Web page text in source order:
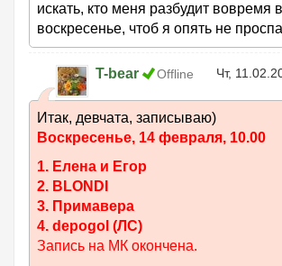
искать, кто меня разбудит вовремя в
воскресенье, чтоб я опять не
T-bear Offline Чт,
Итак, девчата, записываю)
Воскресенье, 14 февраля, 10.00
1. Елена и Егор
2. BLONDI
3. Примавера
4. depogol (ЛС)
Запись на МК окончена.